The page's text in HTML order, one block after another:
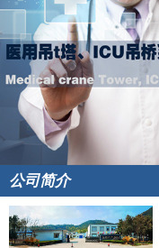
公司简介